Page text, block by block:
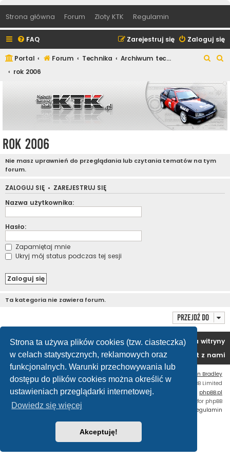
Strona ta używa plików cookies (tzw. ciasteczka)
w celach statystycznych, reklamowych oraz
funkcjonalnych. Warunki przechowywania lub
dostępu do plików cookies można określić w
ustawieniach przeglądarki internetowej.
Dowiedz się więcej
Akceptuję!
Strona główna Forum Zloty KTK Regulamin
FAQ Zaloguj się
Zarejestruj się
Portal Forum Technika
Archiwum techniczne
rok 2006
u
k
a
u
k
a
j
rok 2006
Nie masz uprawnień do przeglądania lub czytania tematów na tym
forum.
ZALOGUJ SIĘ • ZAREJESTRUJ SIĘ
Nazwa użytkownika:
Hasło:
Zapamiętaj mnie
Ukryj mój status podczas tej sesji
Ta kategoria nie zawiera forum.
Przejdź do
Portal Forum
Usuń ciasteczka witryny
Kontakt z nami
Flat Style by
Ian Bradley
Technologię dostarczaphpBB® Forum Software © phpBB Limited
Polski pakiet językowy dostarcza phpBB.pl
extension for phpBB
Regulamin